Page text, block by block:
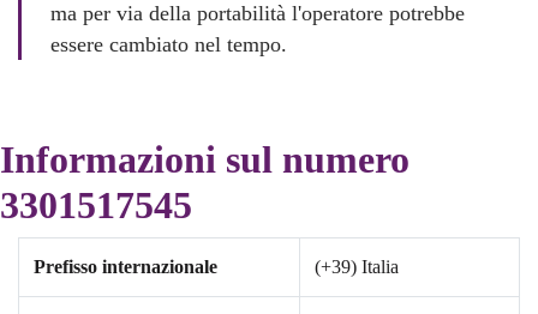
ma per via della portabilità l'operatore potrebbe
essere cambiato nel tempo.
Informazioni sul numero
3301517545
Prefisso internazionale (+39) Italia